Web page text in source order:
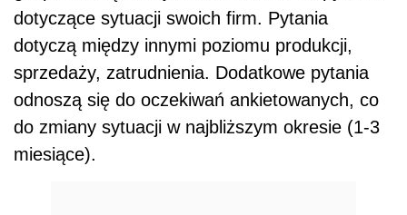
dotyczące sytuacji swoich firm. Pytania
dotyczą między innymi poziomu produkcji,
sprzedaży, zatrudnienia. Dodatkowe pytania
odnoszą się do oczekiwań ankietowanych, co
do zmiany sytuacji w najbliższym okresie (1-3
miesiące).